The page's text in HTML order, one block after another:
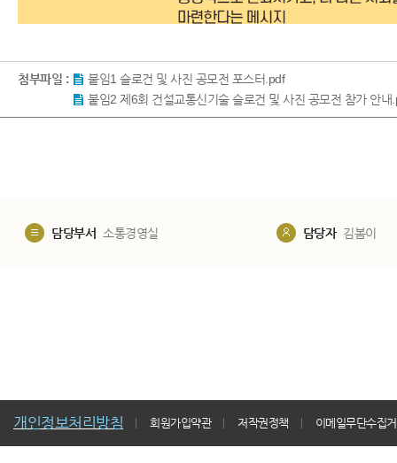
첨부파일 :
붙임1 슬로건 및 사진 공모전 포스터.pdf
붙임2 제6회 건설교통신기술 슬로건 및 사진 공모전 참가 안내
담당부서 소통경영실 담당자 김봄이
개인정보처리방침 회원가입약관 저작권정책 이메일무단수집